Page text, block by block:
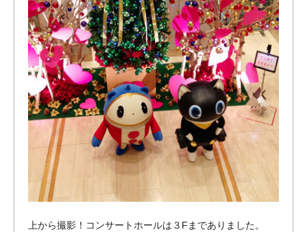
上から撮影！コンサートホールは３Fまでありました。